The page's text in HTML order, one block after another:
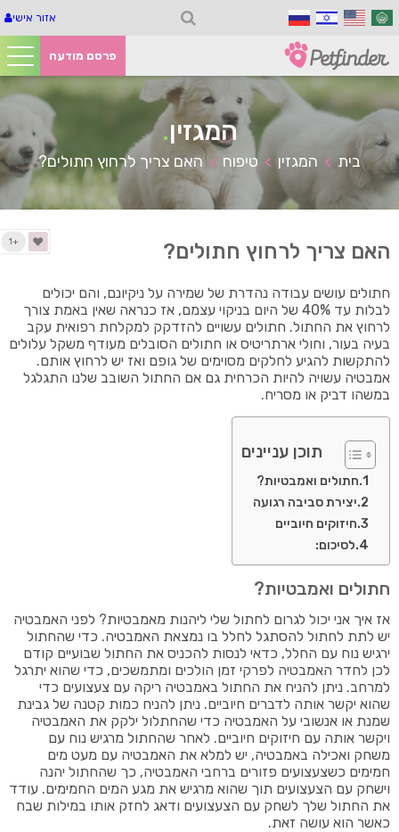
אזור אישי
פרסם מודעה
המגזין.
בית > המגזין > טיפוח >האם צריך לרחוץ חתולים?
+1 האם צריך לרחוץ חתולים?
חתולים עושים עבודה נהדרת של שמירה על ניקיונם, והם יכולים
לבלות עד 40% של היום בניקוי עצמם, אז כנראה שאין באמת צורך
לרחוץ את החתול. חתולים עשויים להזדקק למקלחת רפואית עקב
בעיה בעור, וחולי ארתריטיס או חתולים הסובלים מעודף משקל עלולים
להתקשות להגיע לחלקים מסוימים של גופם ואז יש לרחוץ אותם.
אמבטיה עשויה להיות הכרחית גם אם החתול השובב שלנו התגלגל
במשהו דביק או מסריח.
תוכן עניינים
חתולים ואמבטיות?
יצירת סביבה רגועה
חיזוקים חיוביים
לסיכום:
חתולים ואמבטיות?
אז איך אני יכול לגרום לחתול שלי ליהנות מאמבטיות? לפני האמבטיה
יש לתת לחתול להסתגל לחלל בו נמצאת האמבטיה. כדי שהחתול
ירגיש נוח עם החלל, כדאי לנסות להכניס את החתול שבועיים קודם
לכן לחדר האמבטיה לפרקי זמן הולכים ומתמשכים, כדי שהוא יתרגל
למרחב. ניתן להניח את החתול באמבטיה ריקה עם צעצועים כדי
שהוא יקשר אותה לדברים חיוביים. ניתן להניח כמות קטנה של גבינת
שמנת או אנשובי על האמבטיה כדי שהחתלול ילקק את האמבטיה
ויקשר אותה עם חיזוקים חיוביים. לאחר שהחתול מרגיש נוח עם
משחק ואכילה באמבטיה, יש למלא את האמבטיה עם מעט מים
חמימים כשצעצועים פזורים ברחבי האמבטיה, כך שהחתול יהנה
וישחק עם הצעצועים תוך שהוא מרגיש את מגע המים החמימים. עודד
את החתול שלך לשחק עם הצעצועים ודאג לחזק אותו במילות שבח
כאשר הוא עושה זאת.